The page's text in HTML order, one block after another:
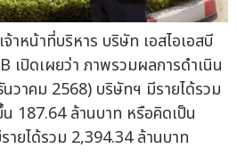
าหน้าที่บริหาร บริษัท เอสไอเอสบี
เปิดเผยว่า ภาพรวมผลการดำเนิน
วาคม 2568) บริษัทฯ มีรายได้รวม
187.64 ล้านบาท หรือคิดเป็น
ยได้รวม 2,394.34 ล้านบาท